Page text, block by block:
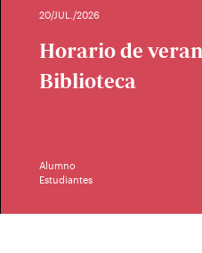
20/JUL./2026
Horario de
Biblioteca
Alumno
Estudiantes